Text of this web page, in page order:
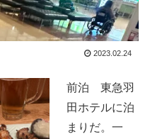
2023.02.24
前泊 東急羽
田ホテルに泊
まりだ。一